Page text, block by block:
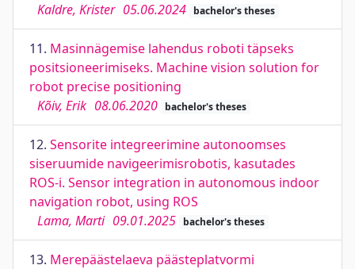
Kaldre, Krister 05.06.2024 bachelor's theses
11. Masinnägemise lahendus roboti täpseks
positsioneerimiseks. Machine vision solution for
robot precise positioning
Kõiv, Erik 08.06.2020 bachelor's theses
12. Sensorite integreerimine autonoomses
siseruumide navigeerimisrobotis, kasutades
ROS-i. Sensor integration in autonomous indoor
navigation robot, using ROS
Lama, Marti 09.01.2025 bachelor's theses
13. Merepäästelaeva päästeplatvormi